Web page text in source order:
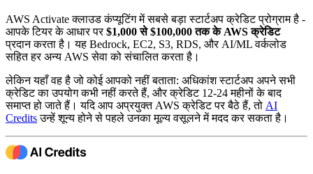
AWS Activate क्लाउड कंप्यूटिंग में सबसे बड़ा स्टार्टअप क्रेडिट प्रोग्राम है -
आपके टियर के आधार पर$1,000 से $100,000 तक के AWS क्रेडिट
प्रदान करता है। यह Bedrock, EC2, S3, RDS, और AI/ML वर्कलोड
सहित हर अन्य AWS सेवा को संचालित करता है।
लेकिन यहाँ वह है जो कोई आपको नहीं बताता: अधिकांश स्टार्टअप अपने सभी
क्रेडिट का उपयोग कभी नहीं करते हैं, और क्रेडिट 12-24 महीनों के बाद
समाप्त हो जाते हैं। यदि आप अप्रयुक्त AWS क्रेडिट पर बैठे हैं, तो AI
Creditsउन्हें शून्य होने से पहले उनका मूल्य वसूलने में मदद कर सकता है।